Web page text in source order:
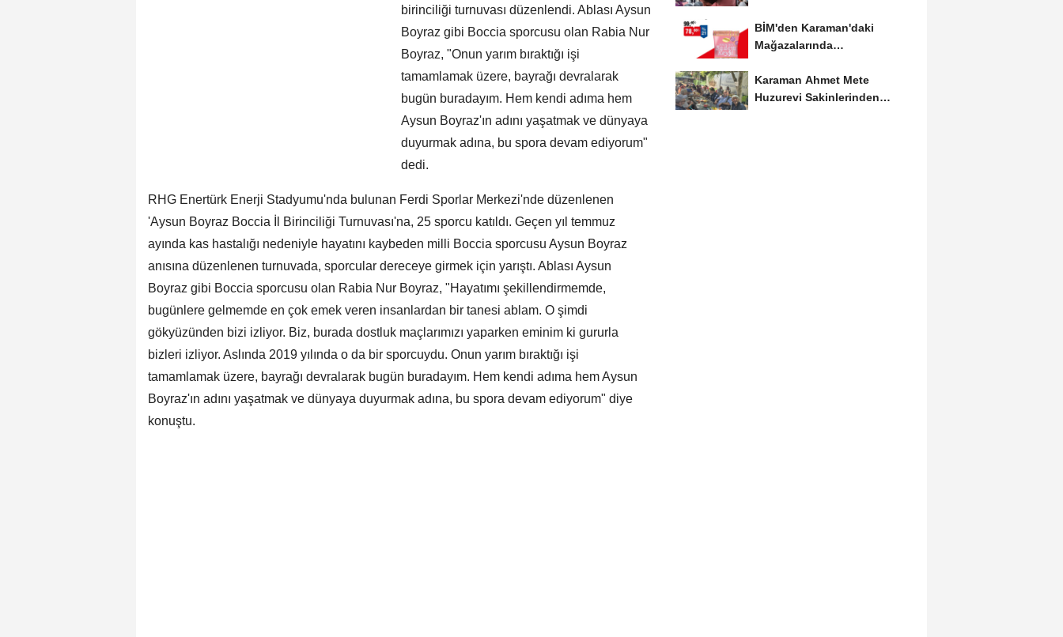
birinciliği turnuvası düzenlendi. Ablası Aysun
Boyraz gibi Boccia sporcusu olan Rabia Nur
Boyraz, "Onun yarım bıraktığı işi
tamamlamak üzere, bayrağı devralarak
bugün buradayım. Hem kendi adıma hem
Aysun Boyraz'ın adını yaşatmak ve dünyaya
duyurmak adına, bu spora devam ediyorum"
dedi.
RHG Enertürk Enerji Stadyumu'nda bulunan Ferdi Sporlar Merkezi'nde düzenlenen
'Aysun Boyraz Boccia İl Birinciliği Turnuvası'na, 25 sporcu katıldı. Geçen yıl temmuz
ayında kas hastalığı nedeniyle hayatını kaybeden milli Boccia sporcusu Aysun Boyraz
anısına düzenlenen turnuvada, sporcular dereceye girmek için yarıştı. Ablası Aysun
Boyraz gibi Boccia sporcusu olan Rabia Nur Boyraz, "Hayatımı şekillendirmemde,
bugünlere gelmemde en çok emek veren insanlardan bir tanesi ablam. O şimdi
gökyüzünden bizi izliyor. Biz, burada dostluk maçlarımızı yaparken eminim ki gururla
bizleri izliyor. Aslında 2019 yılında o da bir sporcuydu. Onun yarım bıraktığı işi
tamamlamak üzere, bayrağı devralarak bugün buradayım. Hem kendi adıma hem Aysun
Boyraz'ın adını yaşatmak ve dünyaya duyurmak adına, bu spora devam ediyorum" diye
konuştu.
BİM'den Karaman'daki
Mağazalarında
Karaman Ahmet Mete
Huzurevi Sakinlerinden